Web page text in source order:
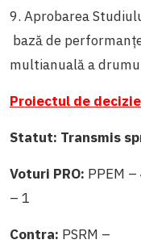
9. Aprobarea
bază de
multianuală a
Proiectul de decizie
Statut: Transmis
Voturi PRO: PPEM –
– 1
Contra: PSRM –